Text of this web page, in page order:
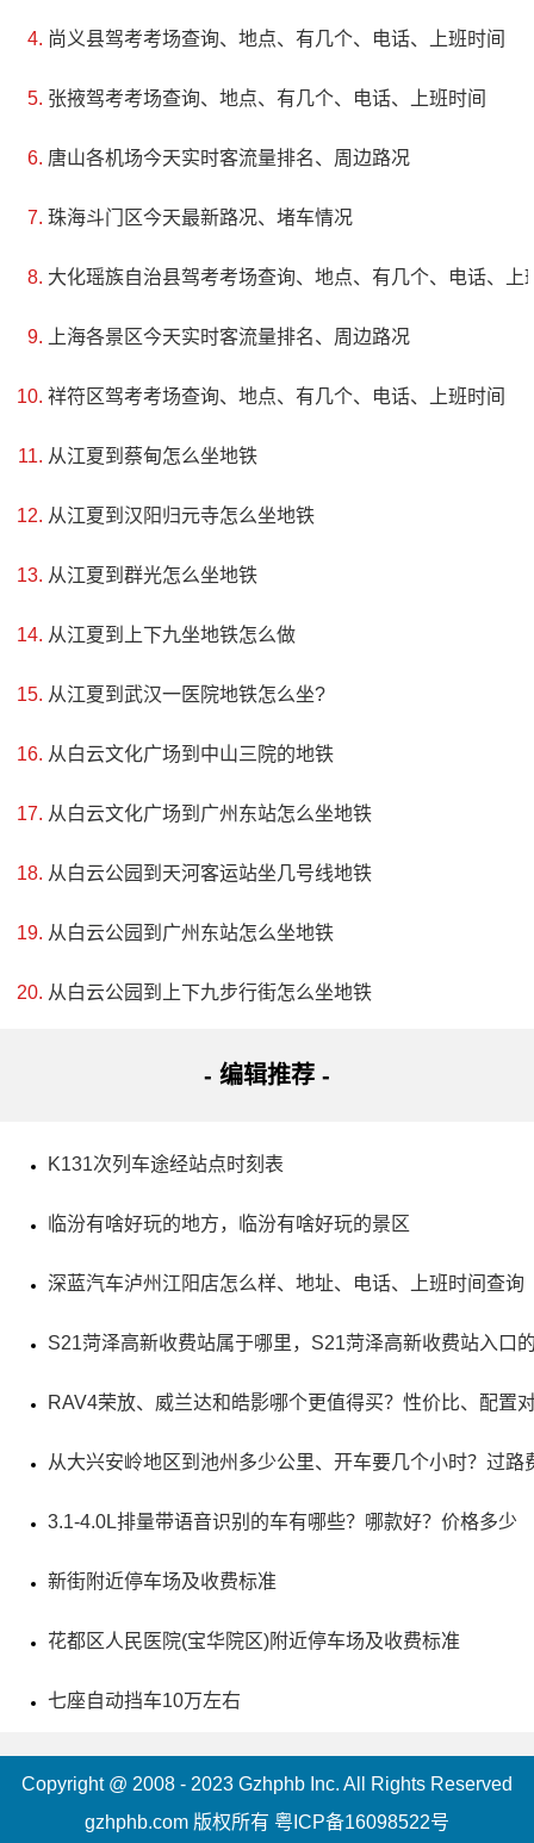
南京海底世界是一个集海洋科普、观赏、娱乐于一体的
现代化海洋公园，位于南京市中山陵景区东北侧。该公园拥
洋哺乳动物。其中，最具特色的是180度亚克力透明玻璃构成
的隧道，长74米，宽3米，高2.4米，储水量4000多吨，让游
外，南京海底世界每天都为参观者准备了各种精彩的海洋动
物表演，比如“人鲨共舞”，通过潜水员与鲨鱼的默契配合，呈
现代化海洋公园，也是南京市的一个重要旅游资源。
4、南京颜鲁公祠
评级：高级重点文物保护单位
史原貌修葺一新，同时还增建了门楼、放生井亭和曲廊等建
筑，并在此基础上建立了颜真卿纪念馆。南京颜鲁公祠旨在
真卿纪念馆曲径通幽，墨香四溢，通道前方有一块大型汉白
碑和18块中方国家、省、市领导题词，意境极富特色。
尚义县驾考考场查询、地点、有几个、电话、上班时间
张掖驾考考场查询、地点、有几个、电话、上班时间
唐山各机场今天实时客流量排名、周边路况
珠海斗门区今天最新路况、堵车情况
大化瑶族自治县驾考考场查询、地点、有几个、电话、上
上海各景区今天实时客流量排名、周边路况
祥符区驾考考场查询、地点、有几个、电话、上班时间
从江夏到蔡甸怎么坐地铁
从江夏到汉阳归元寺怎么坐地铁
从江夏到群光怎么坐地铁
从江夏到上下九坐地铁怎么做
从江夏到武汉一医院地铁怎么坐?
从白云文化广场到中山三院的地铁
从白云文化广场到广州东站怎么坐地铁
从白云公园到天河客运站坐几号线地铁
从白云公园到广州东站怎么坐地铁
从白云公园到上下九步行街怎么坐地铁
- 编辑推荐 -
K131次列车途经站点时刻表
临汾有啥好玩的地方，临汾有啥好玩的景区
深蓝汽车泸州江阳店怎么样、地址、电话、上班时间查询
S21菏泽高新收费站属于哪里，S21菏泽高新收费站入口
RAV4荣放、威兰达和皓影哪个更值得买？性价比、配置
从大兴安岭地区到池州多少公里、开车要几个小时？过路
3.1-4.0L排量带语音识别的车有哪些？哪款好？价格多少
新街附近停车场及收费标准
花都区人民医院(宝华院区)附近停车场及收费标准
七座自动挡车10万左右
Copyright @ 2008 - 2023 Gzhphb Inc. All Rights Reserved
gzhphb.com 版权所有 粤ICP备16098522号